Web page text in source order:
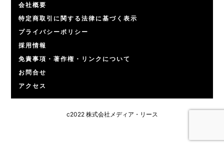
会社概要
特定商取引に関する法律に基づく表示
プライバシーポリシー
採用情報
免責事項・著作権・リンクについて
お問合せ
アクセス
c2022 株式会社メディア・リース